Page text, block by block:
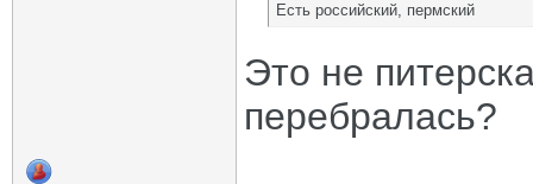
Есть российский, пермский
Это не
перебралась?